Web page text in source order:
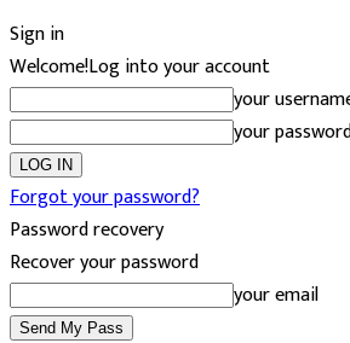
Sign in
Welcome!Log into your account
your
your
Forgot your password?
Password recovery
Recover your password
your email